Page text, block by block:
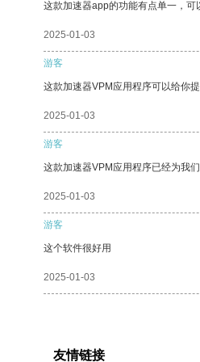
这款加速器app的功能有点单一，可
2025-01-03
游客
这款加速器VPM应用程序可以给你
2025-01-03
游客
这款加速器VPM应用程序已经为我
2025-01-03
游客
这个软件很好用
2025-01-03
友情链接